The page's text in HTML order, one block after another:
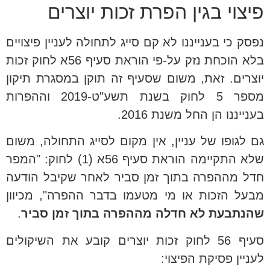
פיצוי בגין הפרת זכות יוצרים
נפסק כי בענייננו לא קם סייג לתחולה לעניין פיצויים
בלא הוכחת נזק על-פי הוראת סעיף 56א לחוק זכות
יוצרים. זאת, משום שסעיף זה תוקן במסגרת תיקון
מספר 5 לחוק בשנת תשע"ט-2019 וההפרות
בענייננו הן החל משנת 2016.
גם לגופו של עניין, אין מקום לסייג התחולה, משום
שלא התקיימה הוראת סעיף 56א (1) לחוק: "המפר
חדל מההפרה בתוך זמן סביר לאחר שקיבל הודעה
מבעל הזכות או מי מטעמו בדבר ההפרה", מכיוון
שהנתבעת לא חדלה מההפרה בתוך זמן סביר.
סעיף 56 לחוק זכות יוצרים קובע את השיקולים
לעניין פסיקת הפיצוי: